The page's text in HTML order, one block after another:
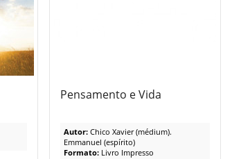
Pensamento e Vida
Autor:Chico Xavier (médium).
Emmanuel (espírito)
Formato: Livro Impresso